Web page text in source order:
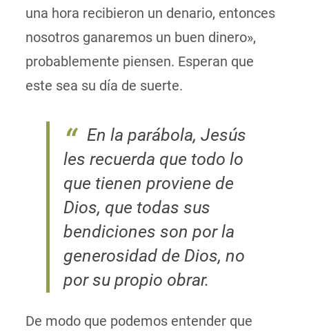
una hora recibieron un denario, entonces
nosotros ganaremos un buen dinero»,
probablemente piensen. Esperan que
este sea su día de suerte.
En la parábola, Jesús
les recuerda que todo lo
que tienen proviene de
Dios, que todas sus
bendiciones son por la
generosidad de Dios, no
por su propio obrar.
De modo que podemos entender que